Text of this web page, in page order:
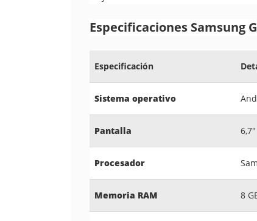
Especificaciones Samsung
Especificación
Sistema operativo
Pantalla
Procesador
Memoria RAM 8